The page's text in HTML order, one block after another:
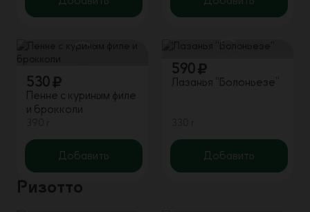
530
Пенне с куриным филе
и брокколи
Добавить
590
Лазанья “Болоньезе”
Добавить
Ризотто